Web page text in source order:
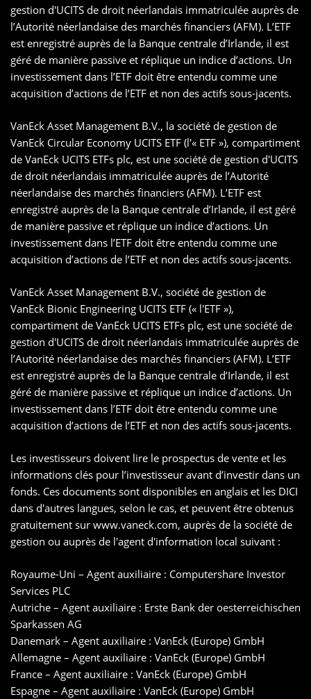
gestion d'UCITS de droit néerlandais immatriculée auprès de
l’Autorité néerlandaise des marchés financiers (AFM). L’ETF
est enregistré auprès de la Banque centrale d’Irlande, il est
géré de manière passive et réplique un indice d’actions. Un
investissement dans l’ETF doit être entendu comme une
acquisition d’actions de l’ETF et non des actifs sous-jacents.
VanEck Asset Management B.V., la société de gestion de
VanEck Circular Economy UCITS ETF (l'« ETF »), compartiment
de VanEck UCITS ETFs plc, est une société de gestion d'UCITS
de droit néerlandais immatriculée auprès de l’Autorité
néerlandaise des marchés financiers (AFM). L’ETF est
enregistré auprès de la Banque centrale d’Irlande, il est géré
de manière passive et réplique un indice d’actions. Un
investissement dans l’ETF doit être entendu comme une
acquisition d’actions de l’ETF et non des actifs sous-jacents.
VanEck Asset Management B.V., société de gestion de
VanEck Bionic Engineering UCITS ETF (« l'ETF »),
compartiment de VanEck UCITS ETFs plc, est une société de
gestion d'UCITS de droit néerlandais immatriculée auprès de
l’Autorité néerlandaise des marchés financiers (AFM). L’ETF
est enregistré auprès de la Banque centrale d’Irlande, il est
géré de manière passive et réplique un indice d’actions. Un
investissement dans l’ETF doit être entendu comme une
acquisition d’actions de l’ETF et non des actifs sous-jacents.
Les investisseurs doivent lire le prospectus de vente et les
informations clés pour l’investisseur avant d’investir dans un
fonds. Ces documents sont disponibles en anglais et les DICI
dans d'autres langues, selon le cas, et peuvent être obtenus
gratuitement sur www.vaneck.com, auprès de la société de
gestion ou auprès de l'agent d'information local suivant :
Royaume-Uni – Agent auxiliaire : Computershare Investor
Services PLC
Autriche – Agent auxiliaire : Erste Bank der oesterreichischen
Sparkassen AG
Danemark – Agent auxiliaire : VanEck (Europe) GmbH
Allemagne – Agent auxiliaire : VanEck (Europe) GmbH
France – Agent auxiliaire : VanEck (Europe) GmbH
Espagne – Agent auxiliaire : VanEck (Europe) GmbH